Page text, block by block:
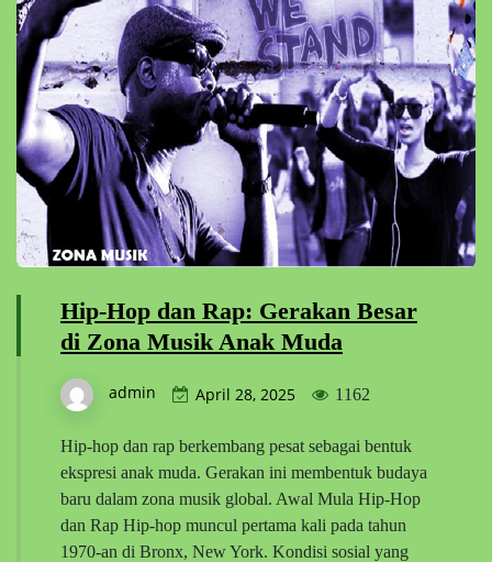
Hip-Hop dan Rap: Gerakan Besar
di Zona Musik Anak Muda
admin April 28, 2025 1162
Hip-hop dan rap berkembang pesat sebagai bentuk
ekspresi anak muda. Gerakan ini membentuk budaya
baru dalam zona musik global. Awal Mula Hip-Hop
dan Rap Hip-hop muncul pertama kali pada tahun
1970-an di Bronx, New York. Kondisi sosial yang